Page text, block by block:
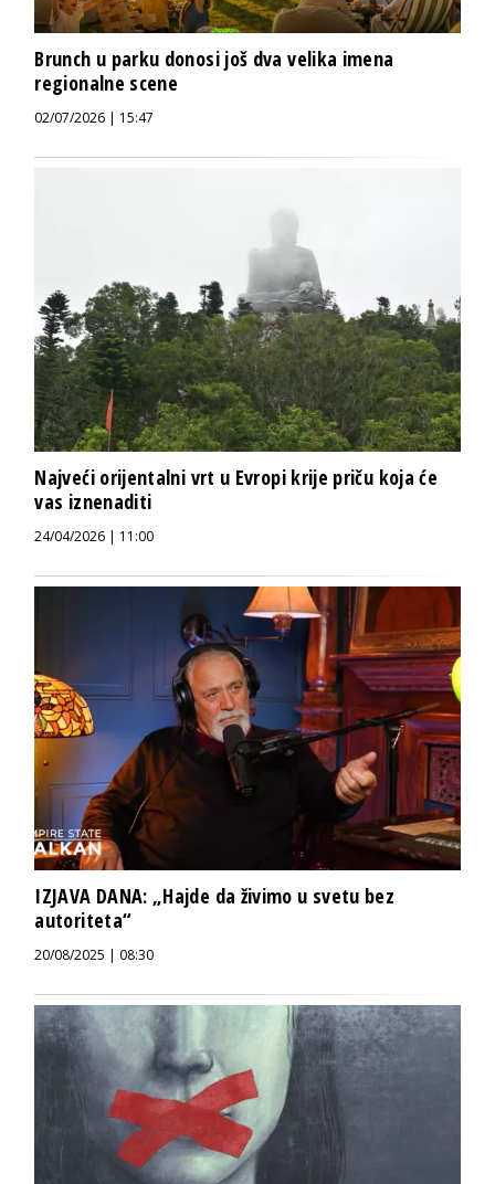
Brunch u parku donosi još dva velika imena
regionalne scene
02/07/2026 | 15:47
Najveći orijentalni vrt u Evropi krije priču koja će
vas iznenaditi
24/04/2026 | 11:00
IZJAVA DANA: „Hajde da živimo u svetu bez
autoriteta“
20/08/2025 | 08:30